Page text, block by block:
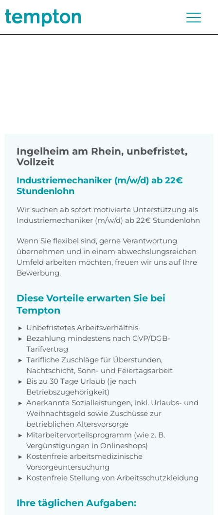
Ingelheim am Rhein, unbefristet,
Vollzeit
Industriemechaniker (m/w/d) ab 22€
Stundenlohn
Wir suchen ab sofort motivierte Unterstützung als
Industriemechaniker (m/w/d) ab 22€ Stundenlohn
Wenn Sie flexibel sind, gerne Verantwortung
übernehmen und in einem abwechslungsreichen
Umfeld arbeiten möchten, freuen wir uns auf Ihre
Bewerbung.
Diese Vorteile erwarten Sie bei
Tempton
Unbefristetes Arbeitsverhältnis
Bezahlung mindestens nach GVP/DGB-
Tarifvertrag
Tarifliche Zuschläge für Überstunden,
Nachtschicht, Sonn- und Feiertagsarbeit
Bis zu 30 Tage Urlaub (je nach
Betriebszugehörigkeit)
Anerkannte Sozialleistungen, inkl. Urlaubs- und
Weihnachtsgeld sowie Zuschüsse zur
betrieblichen Altersvorsorge
Mitarbeitervorteilsprogramm (wie z. B.
Vergünstigungen in Onlineshops)
Kostenfreie arbeitsmedizinische
Vorsorgeuntersuchung
Kostenfreie Stellung von Arbeitsschutzkleidung
Ihre täglichen Aufgaben: